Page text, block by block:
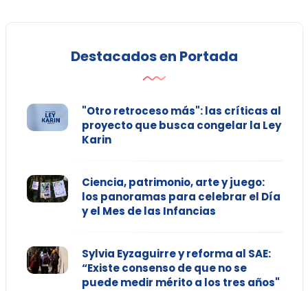
Destacados en Portada
"Otro retroceso más": las críticas al
proyecto que busca congelar la Ley
Karin
Ciencia, patrimonio, arte y juego:
los panoramas para celebrar el Día
y el Mes de las Infancias
Sylvia Eyzaguirre y reforma al SAE:
“Existe consenso de que no se
puede medir mérito a los tres años"